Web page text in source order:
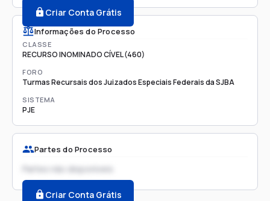
Criar Conta Grátis
Informações do Processo
CLASSE
RECURSO INOMINADO CÍVEL (460)
FORO
Turmas Recursais dos Juizados Especiais Federais da SJBA
SISTEMA
PJE
Partes do Processo
Partes não disponíveis
Criar Conta Grátis